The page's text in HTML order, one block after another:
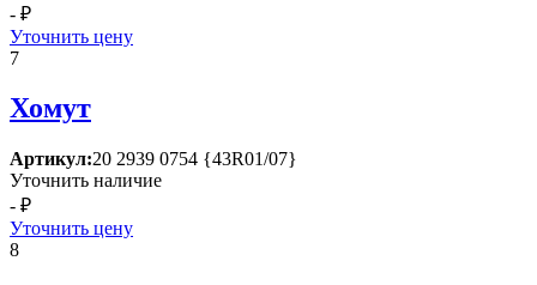
- ₽
Уточнить цену
7
Хомут
Артикул:20 2939 0754 {43R01/07}
Уточнить наличие
- ₽
Уточнить цену
8